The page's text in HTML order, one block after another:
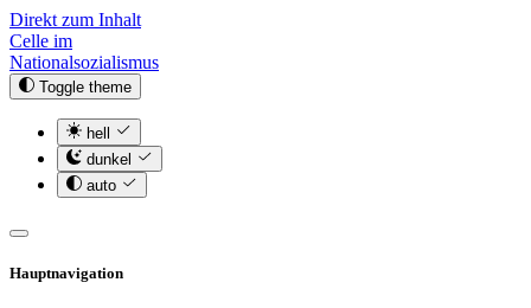
Direkt zum Inhalt
Celle im
Nationalsozialismus
Toggle theme
hell
dunkel
auto
Hauptnavigation